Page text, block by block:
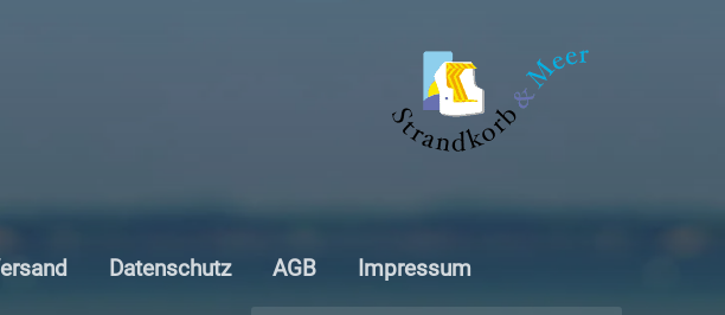
Datenschutz AGB Impressum